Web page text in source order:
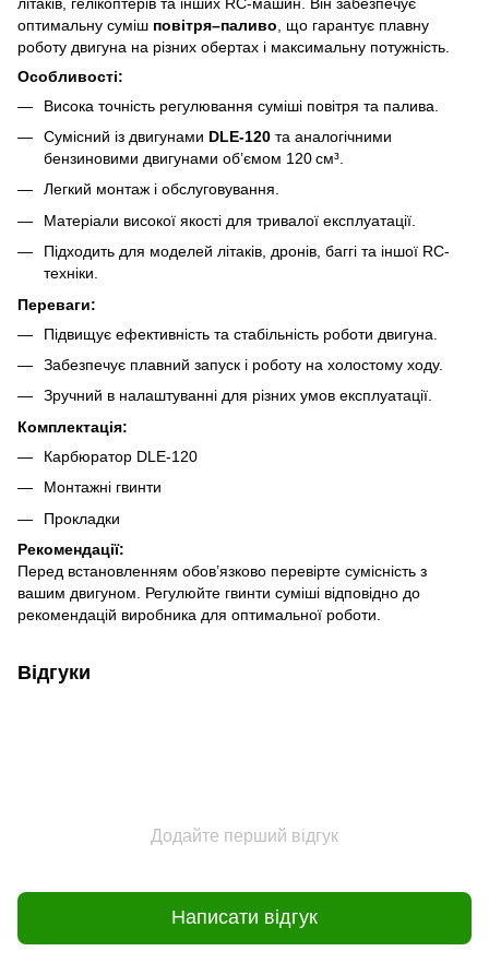
оптимальну суміш повітря–паливо , що гарантує плавну
роботу двигуна на різних обертах і максимальну потужність.
Особливості:
Висока точність регулювання суміші повітря та палива.
Сумісний із двигунами DLE‑120 та аналогічними
бензиновими двигунами об’ємом 120 см³.
Легкий монтаж і обслуговування.
Матеріали високої якості для тривалої експлуатації.
Підходить для моделей літаків, дронів, баггі та іншої RC-
техніки.
Переваги:
Підвищує ефективність та стабільність роботи двигуна.
Забезпечує плавний запуск і роботу на холостому ходу.
Зручний в налаштуванні для різних умов експлуатації.
Комплектація:
Карбюратор DLE‑120
Монтажні гвинти
Прокладки
Рекомендації:
Перед встановленням обов’язково перевірте сумісність з
вашим двигуном. Регулюйте гвинти суміші відповідно до
рекомендацій виробника для оптимальної роботи.
Відгуки
Додайте перший відгук
Написати відгук